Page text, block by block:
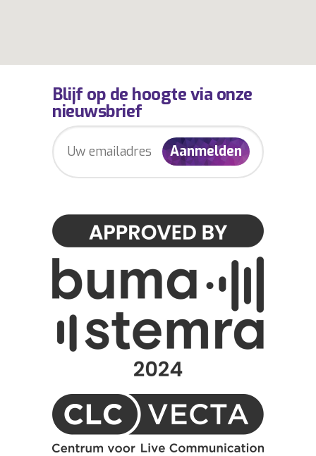
Blijf op de hoogte via onze
nieuwsbrief